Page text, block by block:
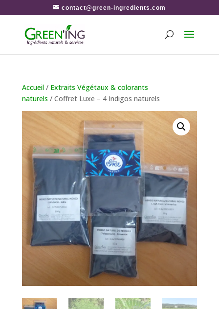
contact@green-ingredients.com
Accueil/ Extraits Végétaux & colorants
naturels / Coffret Luxe – 4 Indigos naturels